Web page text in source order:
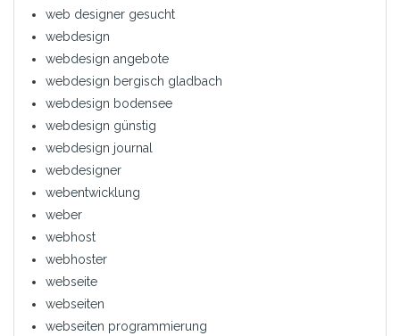
web designer gesucht
webdesign
webdesign angebote
webdesign bergisch gladbach
webdesign bodensee
webdesign günstig
webdesign journal
webdesigner
webentwicklung
weber
webhost
webhoster
webseite
webseiten
webseiten programmierung